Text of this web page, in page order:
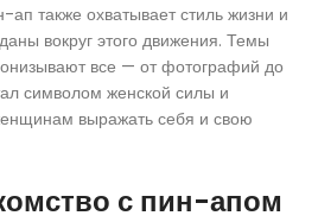
также охватывает стиль жизни и
вокруг этого движения. Темы
все — от фотографий до
символом женской силы и
выражать себя и свою
с пин-апом